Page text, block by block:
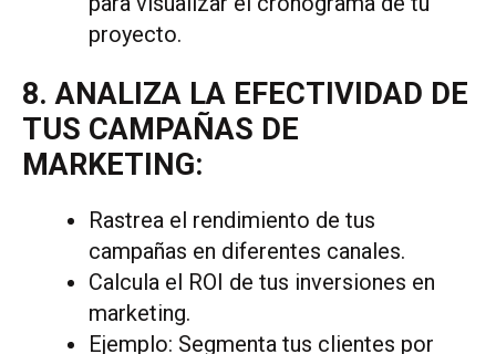
proyecto.
8. ANALIZA LA EFECTIVIDAD DE
TUS CAMPAÑAS DE
MARKETING:
Rastrea el rendimiento de tus
campañas en diferentes canales.
Calcula el ROI de tus inversiones en
marketing.
Ejemplo: Segmenta tus clientes por